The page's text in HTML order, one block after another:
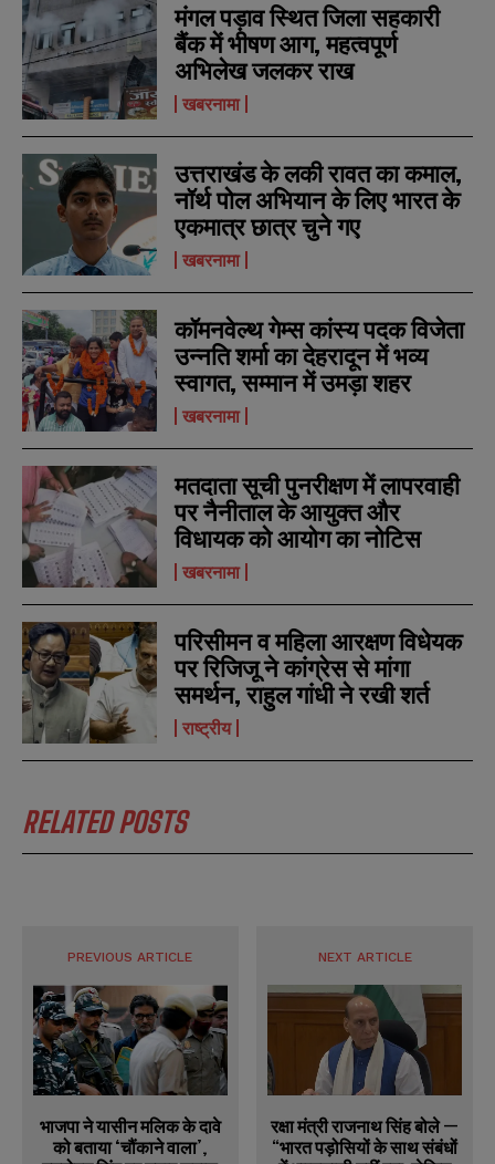
मंगल पड़ाव स्थित जिला सहकारी
बैंक में भीषण आग, महत्वपूर्ण
अभिलेख जलकर राख
खबरनामा
उत्तराखंड के लकी रावत का कमाल,
नॉर्थ पोल अभियान के लिए भारत के
एकमात्र छात्र चुने गए
खबरनामा
कॉमनवेल्थ गेम्स कांस्य पदक विजेता
उन्नति शर्मा का देहरादून में भव्य
स्वागत, सम्मान में उमड़ा शहर
खबरनामा
मतदाता सूची पुनरीक्षण में लापरवाही
पर नैनीताल के आयुक्त और
विधायक को आयोग का नोटिस
खबरनामा
परिसीमन व महिला आरक्षण विधेयक
पर रिजिजू ने कांग्रेस से मांगा
समर्थन, राहुल गांधी ने रखी शर्त
राष्ट्रीय
RELATED POSTS
PREVIOUS ARTICLE
भाजपा ने यासीन मलिक के दावे
को बताया ‘चौंकाने वाला’,
NEXT ARTICLE
रक्षा मंत्री राजनाथ सिंह बोले —
“भारत पड़ोसियों के साथ संबंधों